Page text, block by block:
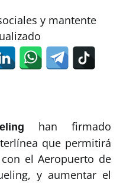
y mantente
han firmado
que permitirá
el Aeropuerto de
y aumentar el